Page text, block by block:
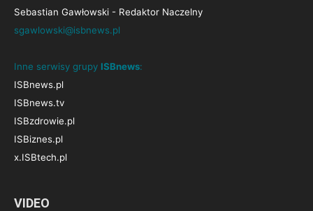
Sebastian Gawłowski - Redaktor Naczelny
sgawlowski@isbnews.pl
Inne serwisy grupy ISBnews:
ISBnews.pl
ISBnews.tv
ISBzdrowie.pl
ISBiznes.pl
x.ISBtech.pl
VIDEO